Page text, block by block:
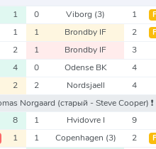
1 0 Viborg (3) 1
1 1 Brondby IF 2
2 1 Brondby IF 3
4 0 Odense BK 4
2 2 Nordsjaell 4
Norgaard (старый - Steve Cooper) ❗️
8 1 Hvidovre I 9
1 1 Copenhagen (3) 2